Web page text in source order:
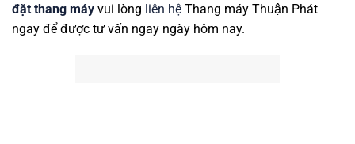
đặt thang máy vui lòng liên hệ Thang máy Thuận Phát
ngay để được tư vấn ngay ngày hôm nay.